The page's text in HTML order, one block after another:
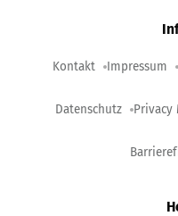
Kontakt Impressum
Datenschutz Privacy